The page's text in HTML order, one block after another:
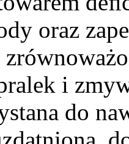
oraz
i
do